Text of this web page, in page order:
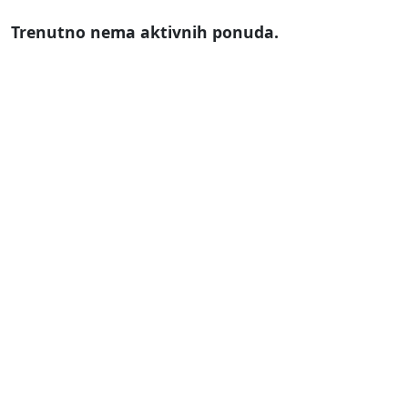
Trenutno nema aktivnih ponuda.